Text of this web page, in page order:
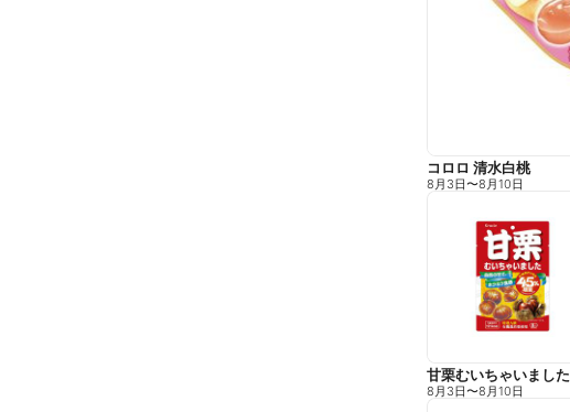
コロロ 清水白桃
8月3日〜8月10日
甘栗むいちゃいました
8月3日〜8月10日